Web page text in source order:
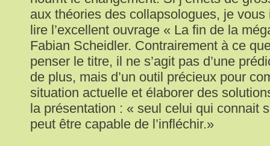
aux théories des collapsologues, je
lire l’excellent ouvrage « La fin de la
Fabian Scheidler. Contrairement à ce
penser le titre, il ne s’agit pas d’une
de plus, mais d’un outil précieux pour
situation actuelle et élaborer des
la présentation : « seul celui qui connait
peut être capable de l’infléchir.»